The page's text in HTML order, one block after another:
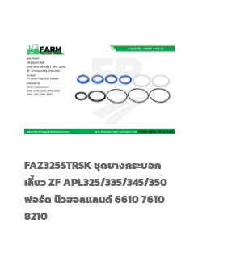
FAZ325STRSK ชุดยางกระบอก
เลี้ยว ZF APL325/335/345/350
ฟอร์ด นิวฮอลแลนด์ 6610 7610
8210